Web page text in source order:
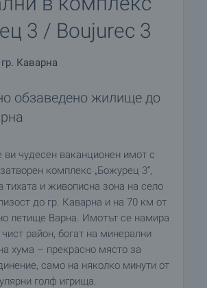
3 / Boujurec 3
Каварна
обзаведено жилище до
чудесен ваканционен имот с
комплекс „Божурец 3“,
тихата и живописна зона на село
до гр. Каварна и на 70 км от
летище Варна. Имотът се намира
район, богат на минерални
хума – прекрасно място за
само на няколко минути от
голф игрища.